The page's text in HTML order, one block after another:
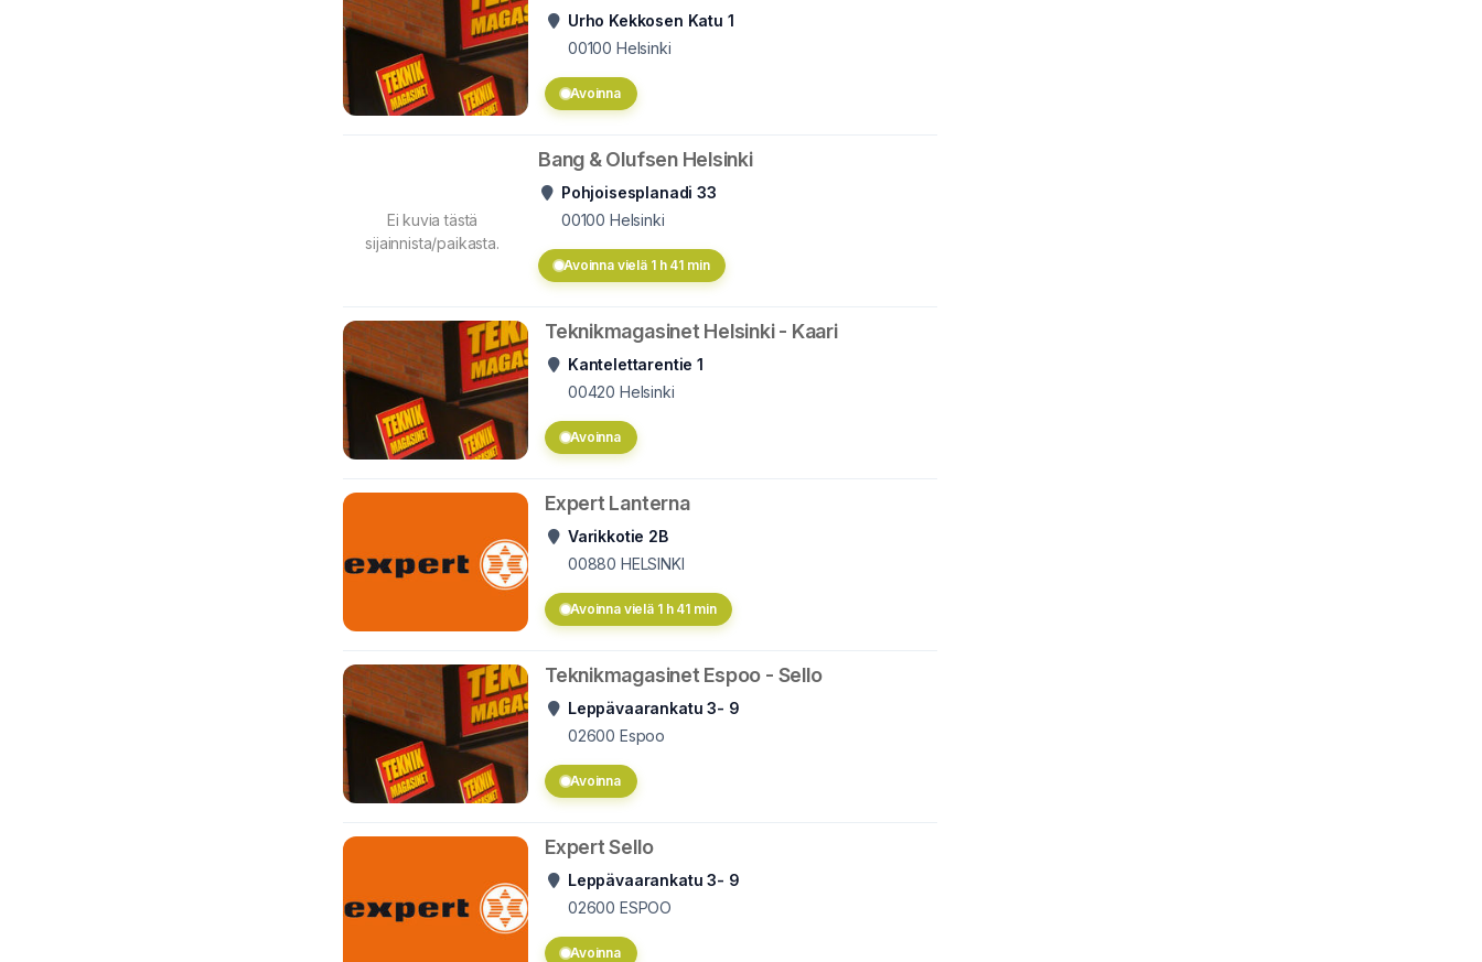
Urho Kekkosen Katu 1
00100 Helsinki
Avoinna
Ei kuvia tästä
sijainnista/paikasta.
Bang & Olufsen Helsinki
Pohjoisesplanadi 33
00100 Helsinki
Avoinna vielä 1 h 41 min
Teknikmagasinet Helsinki - Kaari
Kantelettarentie 1
00420 Helsinki
Avoinna
Expert Lanterna
Varikkotie 2B
00880 HELSINKI
Avoinna vielä 1 h 41 min
Teknikmagasinet Espoo - Sello
Leppävaarankatu 3- 9
02600 Espoo
Avoinna
Expert Sello
Leppävaarankatu 3- 9
02600 ESPOO
Avoinna